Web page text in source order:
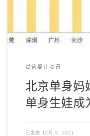
试管婴儿资讯
北京单身妈
单身生娃成
已发表 12月 8, 2021